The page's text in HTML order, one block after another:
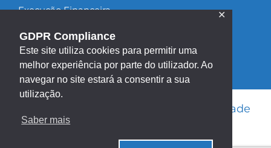
GDPR Compliance
Este site utiliza cookies para permitir uma
melhor experiência por parte do utilizador. Ao
navegar no site estará a consentir a sua
utilização.
Saber mais
✕
Execução Financeira
Recursos Humanos
Política de Privacidade
|Política de Cookies